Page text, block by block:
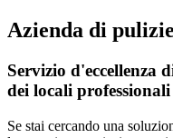
Azienda di
Servizio d'eccellenza
dei locali
Se stai cercando una